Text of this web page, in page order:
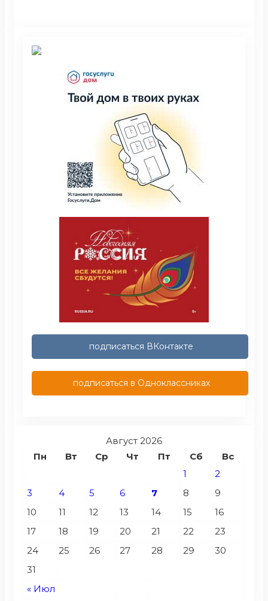
подписаться ВКонтакте
подписаться в Одноклассниках
Август 2026
Пн
Вт Ср Чт Пт Сб Вс
« Июл
1
2
3
4 5 6 7 8
9
10
11 12 13 14 15
16
17
18 19 20 21 22
23
24
25 26 27 28 29
30
31